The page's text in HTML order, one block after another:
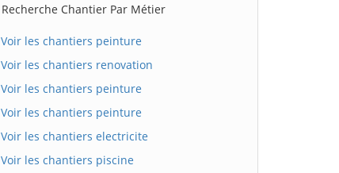
Recherche Chantier Par Métier
Voir les chantiers peinture
Voir les chantiers renovation
Voir les chantiers peinture
Voir les chantiers peinture
Voir les chantiers electricite
Voir les chantiers piscine